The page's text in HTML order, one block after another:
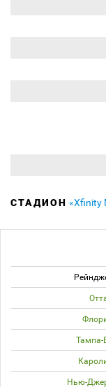
СТАДИОН «Xfinity
Тампа-
Нью-